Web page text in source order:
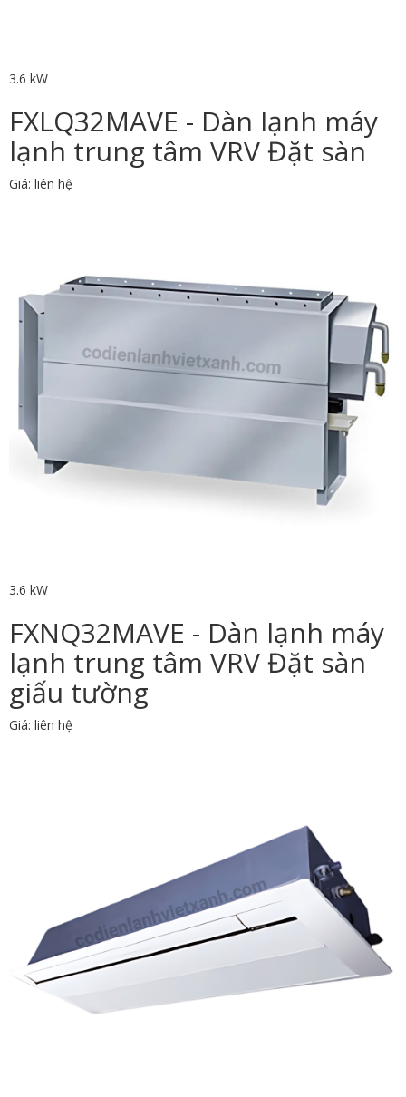
3.6 kW
FXLQ32MAVE - Dàn lạnh máy
lạnh trung tâm VRV Đặt sàn
Giá: liên hệ
3.6 kW
FXNQ32MAVE - Dàn lạnh máy
lạnh trung tâm VRV Đặt sàn
giấu tường
Giá: liên hệ